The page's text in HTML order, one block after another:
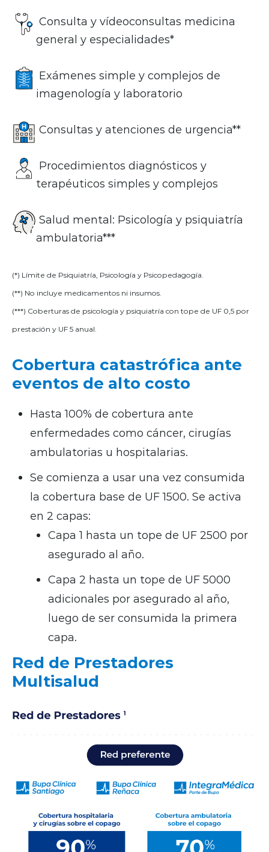
Consulta y vídeoconsultas medicina
general y especialidades*
Exámenes simple y complejos de
imagenología y laboratorio
Consultas y atenciones de urgencia**
Procedimientos diagnósticos y
terapéuticos simples y complejos
Salud mental: Psicología y psiquiatría
ambulatoria***
(*) Límite de Psiquiatría, Psicología y Psicopedagogía.
(**) No incluye medicamentos ni insumos.
(***) Coberturas de psicología y psiquiatría con tope de UF 0,5 por
prestación y UF 5 anual.
Cobertura catastrófica ante
eventos de alto costo
Hasta 100% de cobertura ante
enfermedades como cáncer, cirugías
ambulatorias u hospitalarias.
Se comienza a usar una vez consumida
la cobertura base de UF 1500. Se activa
en 2 capas:
Capa 1 hasta un tope de UF 2500 por
asegurado al año.
Capa 2 hasta un tope de UF 5000
adicionales por asegurado al año,
luego de ser consumida la primera
capa.
Red de Prestadores
Multisalud